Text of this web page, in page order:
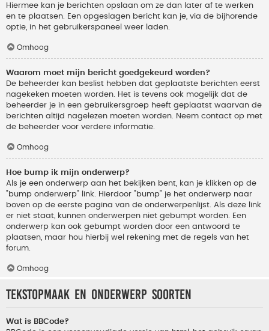
Hiermee kan je berichten opslaan om ze dan later af te werken
en te plaatsen. Een opgeslagen bericht kan je, via de bijhorende
optie, in het gebruikerspaneel weer laden.
Omhoog
Waarom moet mijn bericht goedgekeurd worden?
De beheerder kan beslist hebben dat geplaatste berichten eerst
nagekeken moeten worden. Het is tevens ook mogelijk dat de
beheerder je in een gebruikersgroep heeft geplaatst waarvan de
berichten altijd nagelezen moeten worden. Neem contact op met
de beheerder voor verdere informatie.
Omhoog
Hoe bump ik mijn onderwerp?
Als je een onderwerp aan het bekijken bent, kan je klikken op de
"bump onderwerp" link. Hierdoor "bump" je het onderwerp naar
boven op de eerste pagina van de onderwerpenlijst. Als deze link
er niet staat, kunnen onderwerpen niet gebumpt worden. Een
onderwerp kan ook gebumpt worden door een antwoord te
plaatsen, maar hou hierbij wel rekening met de regels van het
forum.
Omhoog
Tekstopmaak en onderwerp soorten
Wat is BBCode?